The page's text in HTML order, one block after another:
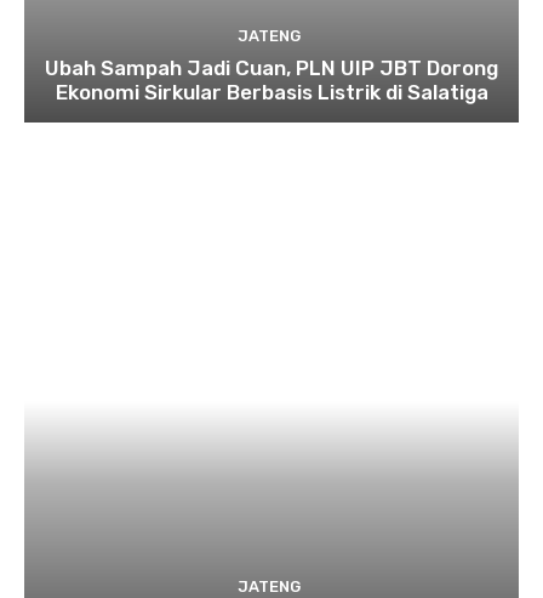
JATENG
Ubah Sampah Jadi Cuan, PLN UIP JBT Dorong
Ekonomi Sirkular Berbasis Listrik di Salatiga
JATENG